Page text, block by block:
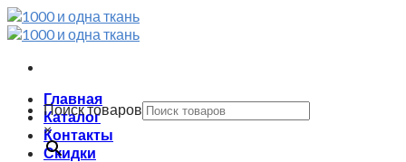
Skip
to
Главная
Каталог
Контакты
Скидки
Поиск товаров
×